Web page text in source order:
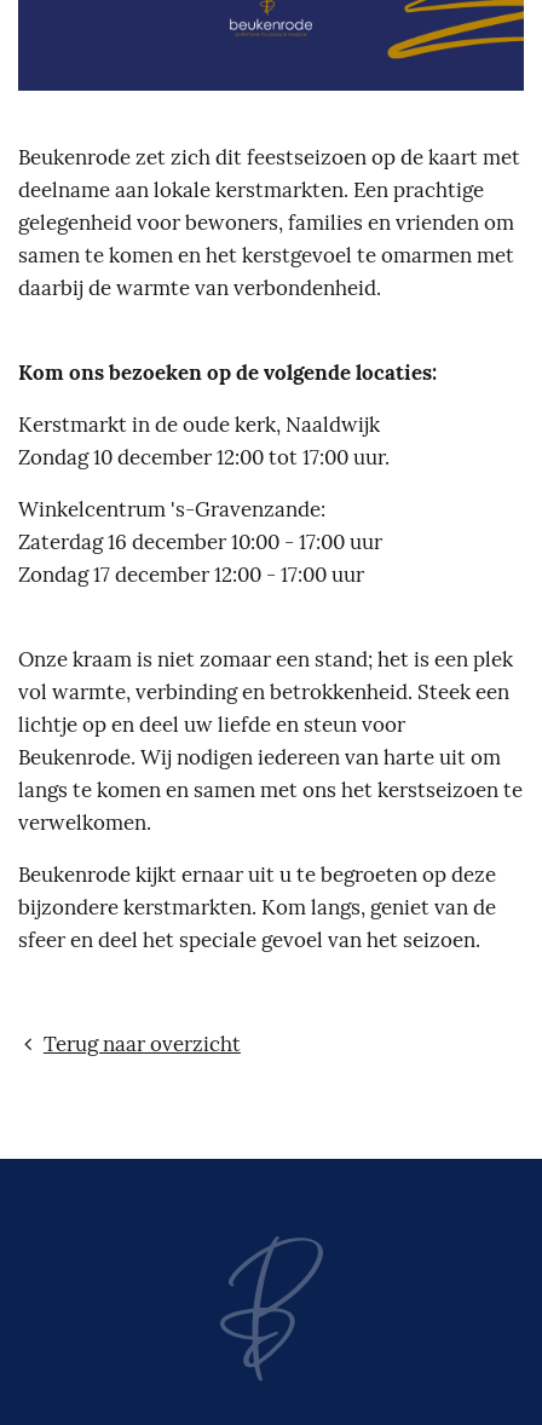
Beukenrode zet zich dit feestseizoen op de kaart met
deelname aan lokale kerstmarkten. Een prachtige
gelegenheid voor bewoners, families en vrienden om
samen te komen en het kerstgevoel te omarmen met
daarbij de warmte van verbondenheid.
Kom ons bezoeken op de volgende locaties:
Kerstmarkt in de oude kerk, Naaldwijk
Zondag 10 december 12:00 tot 17:00 uur.
Winkelcentrum 's-Gravenzande:
Zaterdag 16 december 10:00 - 17:00 uur
Zondag 17 december 12:00 - 17:00 uur
Onze kraam is niet zomaar een stand; het is een plek
vol warmte, verbinding en betrokkenheid. Steek een
lichtje op en deel uw liefde en steun voor
Beukenrode. Wij nodigen iedereen van harte uit om
langs te komen en samen met ons het kerstseizoen te
verwelkomen.
Beukenrode kijkt ernaar uit u te begroeten op deze
bijzondere kerstmarkten. Kom langs, geniet van de
sfeer en deel het speciale gevoel van het seizoen.
Terug naar overzicht